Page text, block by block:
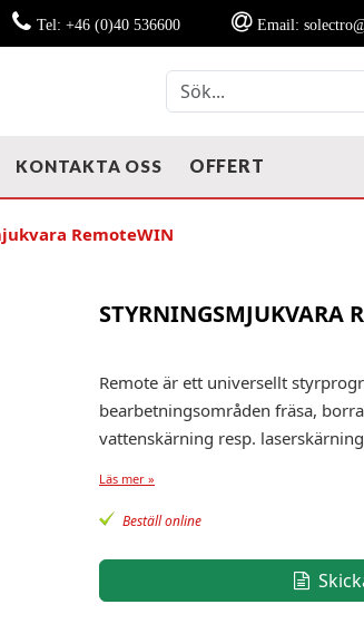
Tel: +46 (0)40 536600 Email:
KONTAKTA OSS OFFERT
RemoteWIN
STYRNINGSMJUKVARA
Remote är ett universellt
bearbetningsområden fräsa,
vattenskärning resp.
Läs mer »
Beställ online